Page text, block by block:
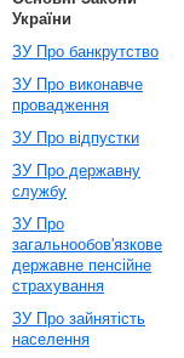
України
ЗУ Про банкрутство
ЗУ Про виконавче
провадження
ЗУ Про відпустки
ЗУ Про державну
службу
ЗУ Про
загальнообов'язкове
державне пенсійне
страхування
ЗУ Про зайнятість
населення